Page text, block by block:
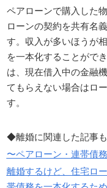
ペアローンで購入した
ローンの契約を共有名
す。収入が多いほうが
を一本化することがで
は、現在借入中の金融
てもらえない場合はロ
す。
◆離婚に関連した記事
〜ペアローン・連帯債
離婚するけど、住宅ロ